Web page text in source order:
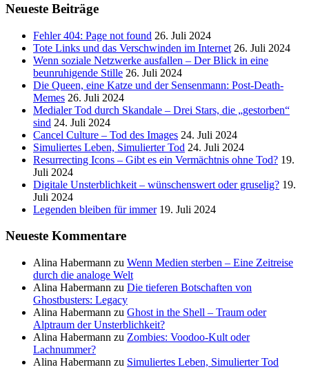
Neueste Beiträge
Fehler 404: Page not found 26. Juli 2024
Tote Links und das Verschwinden im Internet 26. Juli 2024
Wenn soziale Netzwerke ausfallen – Der Blick in eine
beunruhigende Stille 26. Juli 2024
Die Queen, eine Katze und der Sensenmann: Post-Death-
Memes 26. Juli 2024
Medialer Tod durch Skandale – Drei Stars, die „gestorben“
sind 24. Juli 2024
Cancel Culture – Tod des Images 24. Juli 2024
Simuliertes Leben, Simulierter Tod 24. Juli 2024
Resurrecting Icons – Gibt es ein Vermächtnis ohne Tod? 19.
Juli 2024
Digitale Unsterblichkeit – wünschenswert oder gruselig? 19.
Juli 2024
Legenden bleiben für immer 19. Juli 2024
Neueste Kommentare
Alina Habermann zu Wenn Medien sterben – Eine Zeitreise
durch die analoge Welt
Alina Habermann zu Die tieferen Botschaften von
Ghostbusters: Legacy
Alina Habermann zu Ghost in the Shell – Traum oder
Alptraum der Unsterblichkeit?
Alina Habermann zu Zombies: Voodoo-Kult oder
Lachnummer?
Alina Habermann zu Simuliertes Leben, Simulierter Tod